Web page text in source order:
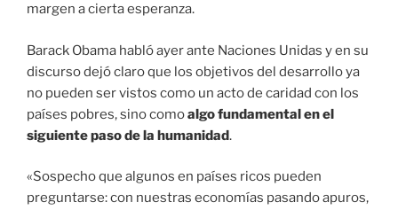
margen a cierta esperanza.
Barack Obama habló ayer ante Naciones Unidas y en su
discurso dejó claro que los objetivos del desarrollo ya
no pueden ser vistos como un acto de caridad con los
países pobres, sino comoalgo fundamental en el
siguiente paso de la humanidad.
«Sospecho que algunos en países ricos pueden
preguntarse: con nuestras economías pasando apuros,